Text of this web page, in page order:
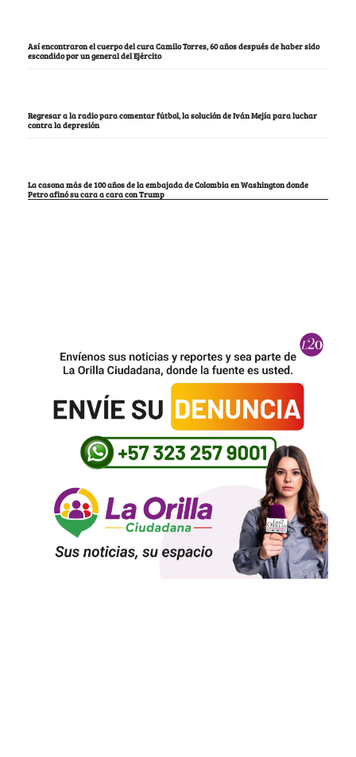
Así encontraron el cuerpo del cura Camilo Torres, 60 años después de haber sido
escondido por un general del Ejército
Regresar a la radio para comentar fútbol, la solución de Iván Mejía para luchar
contra la depresión
La casona más de 100 años de la embajada de Colombia en Washington donde
Petro afinó su cara a cara con Trump